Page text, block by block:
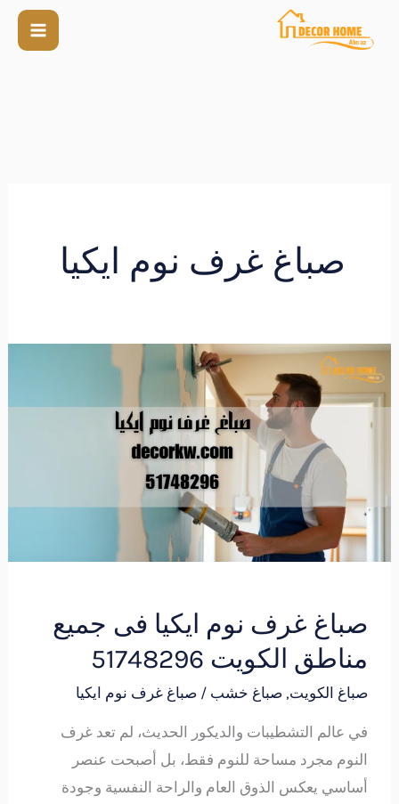
صباغ غرف نوم ايكيا
صباغ غرف نوم ايكيا فى جميع
مناطق الكويت 51748296
صباغ الكويت, صباغ خشب / صباغ غرف نوم ايكيا
في عالم التشطيبات والديكور الحديث، لم تعد غرف
النوم مجرد مساحة للنوم فقط، بل أصبحت عنصر
أساسي يعكس الذوق العام والراحة النفسية وجودة
صباغ
غرف
جميع
مناطق
الكويت